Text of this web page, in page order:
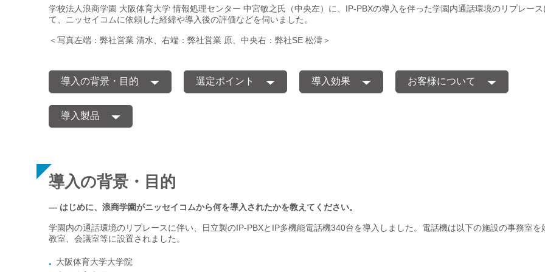
学校法人浪商学園 大阪体育大学 情報処理センター 中宮敏之氏（中央左）に、IP-PBXの導入を伴った学園内通話環境のリプレース
て、ニッセイコムに依頼した経緯や導入後の評価などを伺いました。
＜写真左端：弊社営業 清水、右端：弊社営業 原、中央右：弊社SE 松濤＞
導入の背景・目的 選定ポイント 導入効果 お客様について
導入製品
導入の背景・目的
— はじめに、浪商学園がニッセイコムから何を導入されたかを教えてください。
学園内の通話環境のリプレースに伴い、日立製のIP-PBXとIP多機能電話機340台を導入しました。電話機は以下の施設の事務室を
教室、会議室等に設置されました。
大阪体育大学大学院